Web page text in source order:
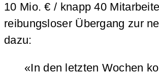
10 Mio. € / knapp 40
reibungsloser Übergang zur
dazu:
«In den letzten Wochen